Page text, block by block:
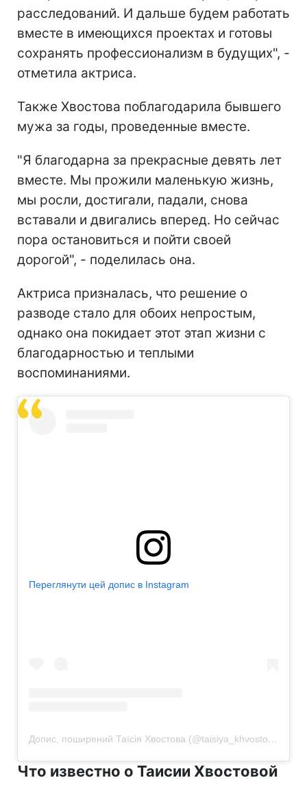
расследований. И дальше будем работать
вместе в имеющихся проектах и готовы
сохранять профессионализм в будущих", -
отметила актриса.
Также Хвостова поблагодарила бывшего
мужа за годы, проведенные вместе.
"Я благодарна за прекрасные девять лет
вместе. Мы прожили маленькую жизнь,
мы росли, достигали, падали, снова
вставали и двигались вперед. Но сейчас
пора остановиться и пойти своей
дорогой", - поделилась она.
Актриса призналась, что решение о
разводе стало для обоих непростым,
однако она покидает этот этап жизни с
благодарностью и теплыми
воспоминаниями.
Переглянути цей допис в Instagram
Допис, поширений Таїсія Хвостова (@taisiya_khvostova)
Что известно о Таисии Хвостовой